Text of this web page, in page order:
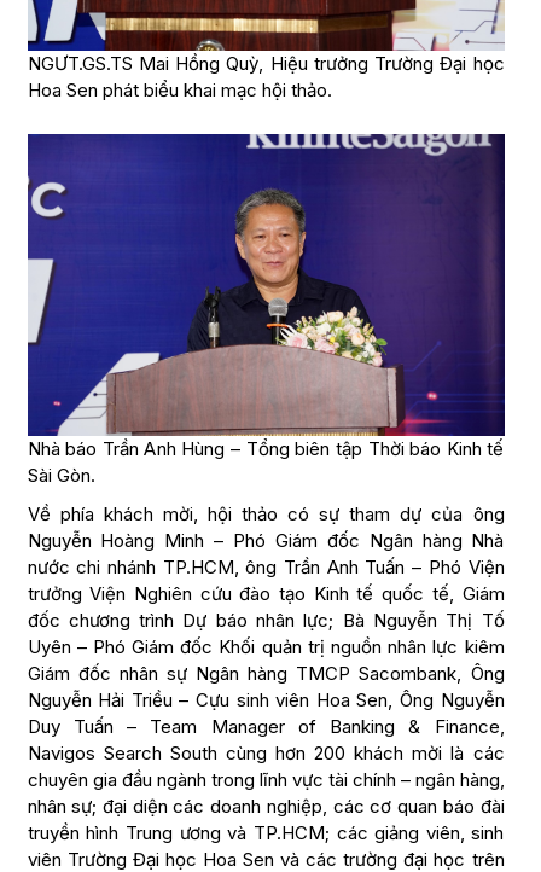
NGƯT.GS.TS Mai Hồng Quỳ, Hiệu trưởng Trường Đại học
Hoa Sen phát biểu khai mạc hội thảo.
Nhà báo Trần Anh Hùng – Tổng biên tập Thời báo Kinh tế
Sài Gòn.
Về phía khách mời, hội thảo có sự tham dự của ông
Nguyễn Hoàng Minh – Phó Giám đốc Ngân hàng Nhà
nước chi nhánh TP.HCM, ông Trần Anh Tuấn – Phó Viện
trưởng Viện Nghiên cứu đào tạo Kinh tế quốc tế, Giám
đốc chương trình Dự báo nhân lực; Bà Nguyễn Thị Tố
Uyên – Phó Giám đốc Khối quản trị nguồn nhân lực kiêm
Giám đốc nhân sự Ngân hàng TMCP Sacombank, Ông
Nguyễn Hải Triều – Cựu sinh viên Hoa Sen, Ông Nguyễn
Duy Tuấn – Team Manager of Banking & Finance,
Navigos Search South cùng hơn 200 khách mời là các
chuyên gia đầu ngành trong lĩnh vực tài chính – ngân hàng,
nhân sự; đại diện các doanh nghiệp, các cơ quan báo đài
truyền hình Trung ương và TP.HCM; các giảng viên, sinh
viên Trường Đại học Hoa Sen và các trường đại học trên